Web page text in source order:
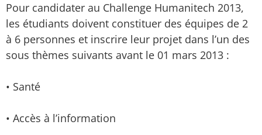
Pour candidater au Challenge Humanitech 2013,
les étudiants doivent constituer des équipes de 2
à 6 personnes et inscrire leur projet dans l’un des
sous thèmes suivants avant le 01 mars 2013 :
• Santé
• Accès à l’information